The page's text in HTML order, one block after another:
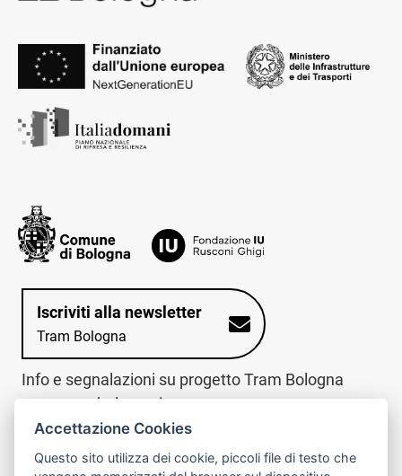
Iscriviti alla newsletter
Tram Bologna
Info e segnalazioni su progetto Tram Bologna
www.trambologna.it
trova infopoint sulla mappa interattiva
Trova l'infopoint
telefona al call center
Chiama il call
Accettazione Cookies
Questo sito utilizza dei cookie, piccoli file di testo che